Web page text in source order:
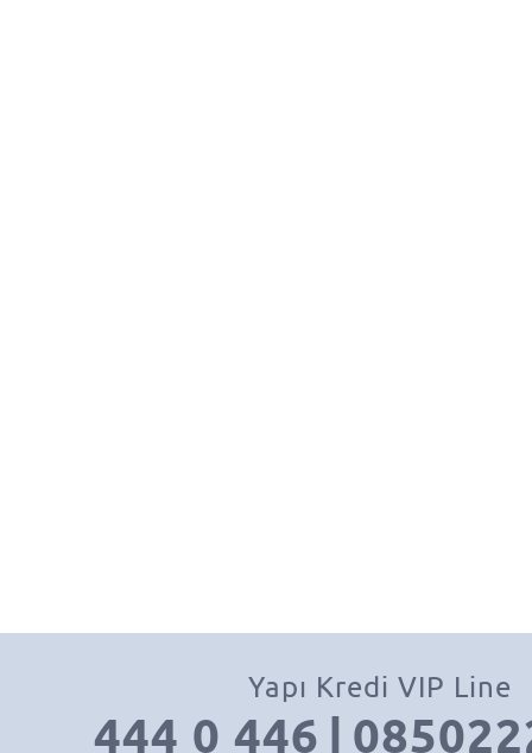
Yapı Kredi VIP Line
444 0 446 |